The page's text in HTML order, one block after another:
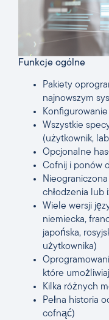
Funkcje ogólne
Pakiety
najnowszym
Wszystkie
(użytkownik,
Opcjonalne
Cofnij i ponów
chłodzenia lub
Wiele wersji
niemiecka,
japońska,
użytkownika)
które
Kilka różnych
Pełna historia
cofnąć)